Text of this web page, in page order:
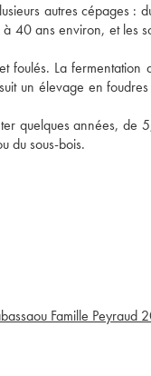
autres cépages :
40 ans environ, et les
foulés. La
un élevage en
quelques années, de
du sous-bois.
Famille Peyraud